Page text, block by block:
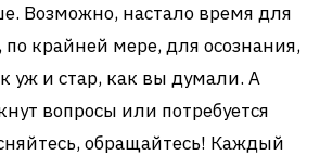
Возможно, настало время для
крайней мере, для осознания,
уж и стар, как вы думали. А
вопросы или потребуется
обращайтесь! Каждый